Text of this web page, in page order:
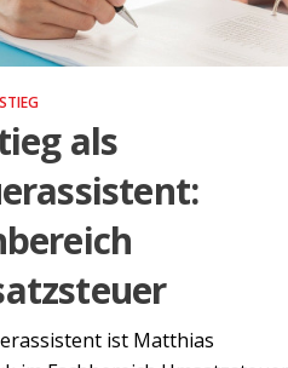
als
ist Matthias